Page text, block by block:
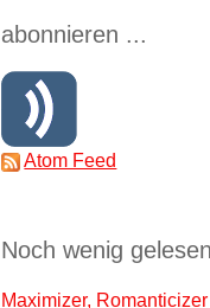
abonnieren ...
Atom Feed
Noch wenig
Maximizer,